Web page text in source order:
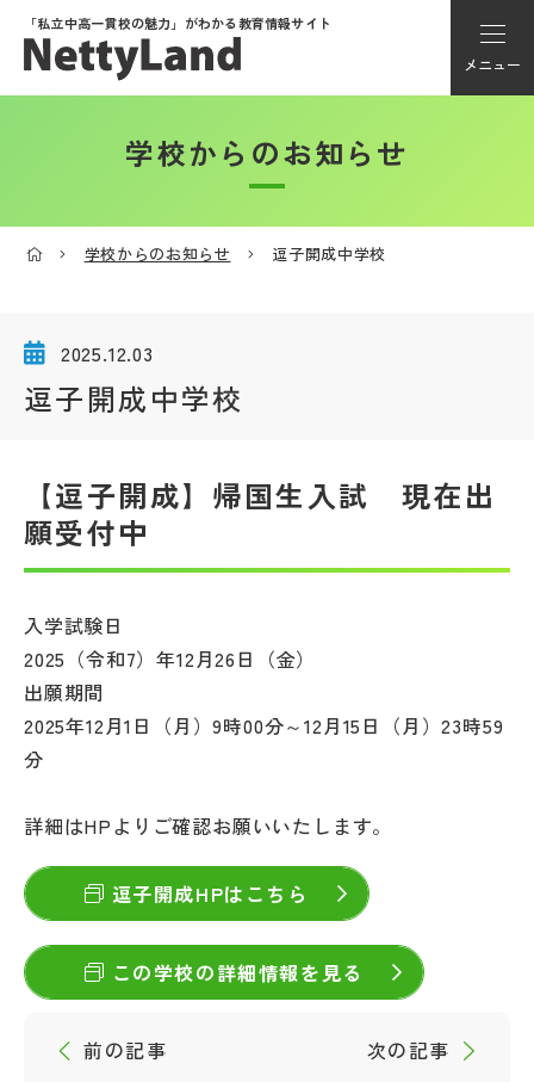
「私立中高一貫校の魅力」がわかる教育情報サイト
メニュー
アカウント登録
学校選び
私学探検隊
説明会・イベント情報
よみもの
学校HP最新情報
特集
学校からのお知らせ
学校からのお知らせ 逗子開成中学校
2025.12.03
逗子開成中学校
【逗子開成】帰国生入試 現在出
願受付中
入学試験日
2025（令和7）年12月26日（金）
出願期間
2025年12月1日（月）9時00分～12月15日（月）23時59
分
詳細はHPよりご確認お願いいたします。
逗子開成HPはこちら
この学校の詳細情報を見る
前の記事
次の記事